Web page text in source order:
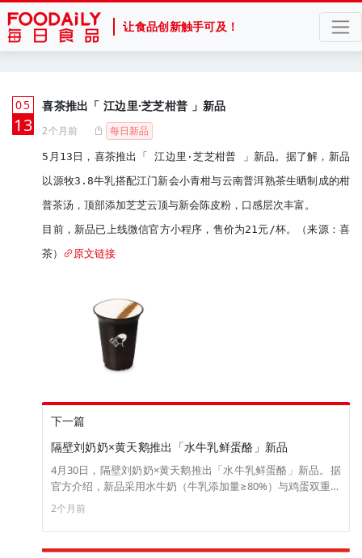
让食品创新触手可及！
05
月
13
喜茶推出「 江边里·芝芝柑普 」新品
2个月前 每日新品
5月13日，喜茶推出「 江边里·芝芝柑普 」新品。据了解，新品
以源牧3.8牛乳搭配江门新会小青柑与云南普洱熟茶生晒制成的柑
普茶汤，顶部添加芝芝云顶与新会陈皮粉，口感层次丰富。
目前，新品已上线微信官方小程序，售价为21元/杯。（来源：喜
茶）
原文链接
下一篇
隔壁刘奶奶×黄天鹅推出「水牛乳鲜蛋酪」新品
4月30日，隔壁刘奶奶×黄天鹅推出「水牛乳鲜蛋酪」新品。据
官方介绍，新品采用水牛奶（牛乳添加量≥80%）与鸡蛋双重蛋
白配方（牛乳添加量≥80%），口感丝滑，蛋白质含量为
5.0g/100g。 目前，新品已上线河北信誉楼。（来源：隔壁刘
奶奶）
2个月前